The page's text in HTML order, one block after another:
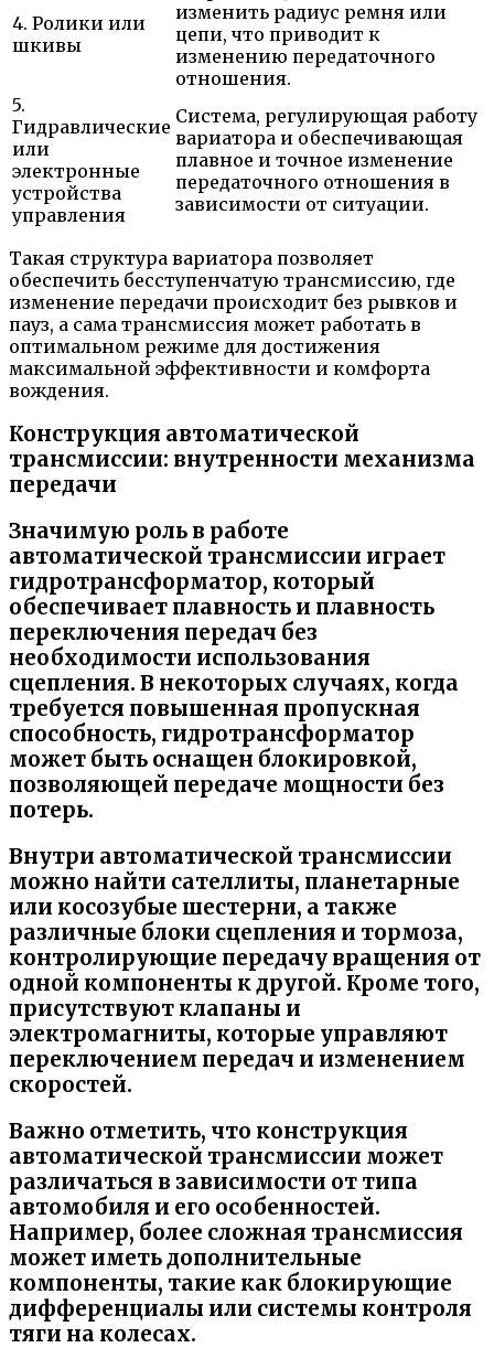
4. Ролики или
шкивы
изменить радиус ремня или
цепи, что приводит к
изменению передаточного
отношения.
5.
Гидравлические
или
электронные
устройства
управления
Система, регулирующая работу
вариатора и обеспечивающая
плавное и точное изменение
передаточного отношения в
зависимости от ситуации.
Такая структура вариатора позволяет
обеспечить бесступенчатую трансмиссию, где
изменение передачи происходит без рывков и
пауз, а сама трансмиссия может работать в
оптимальном режиме для достижения
максимальной эффективности и комфорта
вождения.
Конструкция автоматической
трансмиссии: внутренности механизма
передачи
Значимую роль в работе
автоматической трансмиссии играет
гидротрансформатор, который
обеспечивает плавность и плавность
переключения передач без
необходимости использования
сцепления. В некоторых случаях, когда
требуется повышенная пропускная
способность, гидротрансформатор
может быть оснащен блокировкой,
позволяющей передаче мощности без
потерь.
Внутри автоматической трансмиссии
можно найти сателлиты, планетарные
или косозубые шестерни, а также
различные блоки сцепления и тормоза,
контролирующие передачу вращения от
одной компоненты к другой. Кроме того,
присутствуют клапаны и
электромагниты, которые управляют
переключением передач и изменением
скоростей.
Важно отметить, что конструкция
автоматической трансмиссии может
различаться в зависимости от типа
автомобиля и его особенностей.
Например, более сложная трансмиссия
может иметь дополнительные
компоненты, такие как блокирующие
дифференциалы или системы контроля
тяги на колесах.